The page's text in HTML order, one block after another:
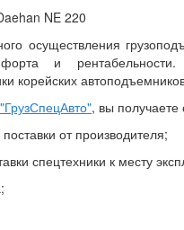
NE 220
осуществления
и рентабельности.
корейских
"ГрузСпецАвто", вы
от производителя;
спецтехники к месту